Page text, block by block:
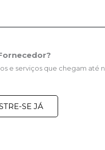
e serviços que chegam até
SE JÁ